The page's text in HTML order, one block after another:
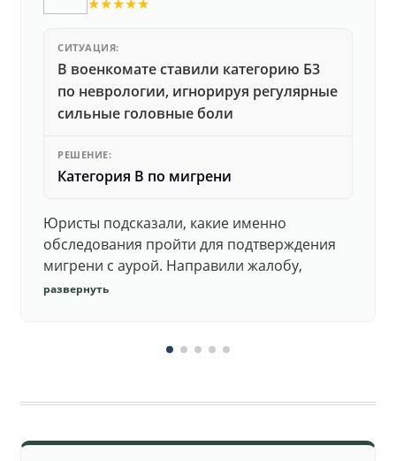
СИТУАЦИЯ:
В военкомате ставили категорию Б3
по неврологии, игнорируя регулярные
сильные головные боли
РЕШЕНИЕ:
Категория В по мигрени
Юристы подсказали, какие именно
обследования пройти для подтверждения
мигрени с аурой. Направили жалобу,
добились повторного осмотра и списания в
развернуть